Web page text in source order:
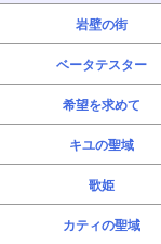
岩壁の街
ベータテスター
希望を求めて
キユの聖域
歌姫
カティの聖域